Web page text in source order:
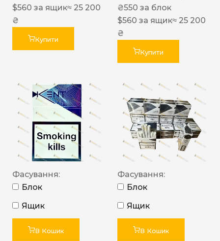
$560 за ящик≈ 25 200
₴
Купити
₴550 за блок
$560 за ящик≈ 25 200
₴
Купити
Фасування:
Блок
Ящик
В Кошик
Фасування:
Блок
Ящик
В Кошик